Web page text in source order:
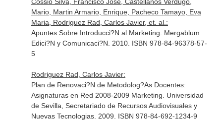
Mario, Martin Armario, Enrique, Pacheco Tamayo, Eva
Maria, Rodriguez Rad, Carlos Javier, et. al.:
Apuntes Sobre Introducci?N al Marketing. Mergablum
Edici?N y Comunicaci?N. 2010. ISBN 978-84-96378-57-
5
Rodriguez Rad, Carlos Javier:
Plan de Renovaci?N de Metodolog?As Docentes:
Asignaturas en Red 2008-2009 Marketing. Universidad
de Sevilla, Secretariado de Recursos Audiovisuales y
Nuevas Tecnologias. 2009. ISBN 978-84-692-1234-9